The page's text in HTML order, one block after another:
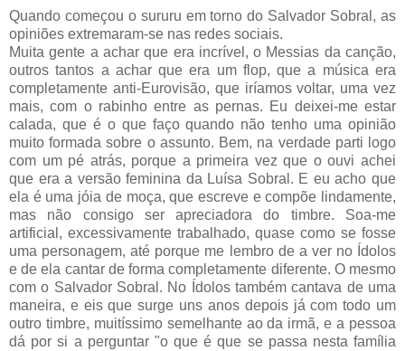
Quando começou o sururu em torno do Salvador Sobral, as
opiniões extremaram-se nas redes sociais.
Muita gente a achar que era incrível, o Messias da canção,
outros tantos a achar que era um flop, que a música era
completamente anti-Eurovisão, que iríamos voltar, uma vez
mais, com o rabinho entre as pernas. Eu deixei-me estar
calada, que é o que faço quando não tenho uma opinião
muito formada sobre o assunto. Bem, na verdade parti logo
com um pé atrás, porque a primeira vez que o ouvi achei
que era a versão feminina da Luísa Sobral. E eu acho que
ela é uma jóia de moça, que escreve e compõe lindamente,
mas não consigo ser apreciadora do timbre. Soa-me
artificial, excessivamente trabalhado, quase como se fosse
uma personagem, até porque me lembro de a ver no Ídolos
e de ela cantar de forma completamente diferente. O mesmo
com o Salvador Sobral. No Ídolos também cantava de uma
maneira, e eis que surge uns anos depois já com todo um
outro timbre, muitíssimo semelhante ao da irmã, e a pessoa
dá por si a perguntar "o que é que se passa nesta família